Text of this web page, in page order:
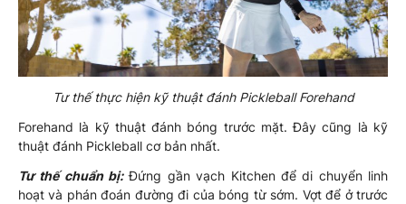
Tư thế thực hiện kỹ thuật đánh Pickleball Forehand
Forehand là kỹ thuật đánh bóng trước mặt. Đây cũng là kỹ
thuật đánh Pickleball cơ bản nhất.
Tư thế chuẩn bị:Đứng gần vạch Kitchen để di chuyển linh
hoạt và phán đoán đường đi của bóng từ sớm. Vợt để ở trước